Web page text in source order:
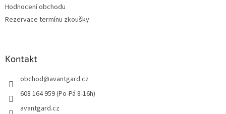
Hodnocení obchodu
Rezervace termínu zkoušky
Kontakt
obchod@avantgard.cz
608 164 959 (Po-Pá 8-16h)
avantgard.cz